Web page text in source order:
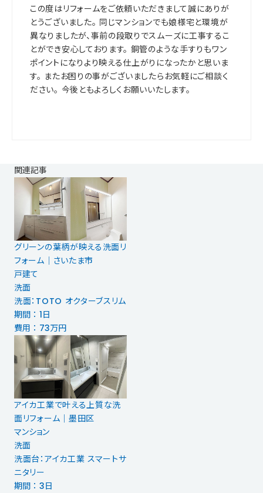
この度はリフォームをご依頼いただきまして誠にありが
とうございました。 同じマンションでも娘様宅と環境が
異なりましたが、事前の段取りでスムーズに工事するこ
とができ安心しております。 銅管のような手すりもワン
ポイントになりより映える仕上がりになったかと思いま
す。 またお困りの事がございましたらお気軽にご相談く
ださい。 今後ともよろしくお願いいたします。
関連記事
グリーンの葉柄が映える洗面リ
フォーム｜さいたま市
戸建て
洗面
洗面：TOTO オクターブスリム
期間 ： 1日
費用 ： 73万円
アイカ工業で叶える上質な洗
面リフォーム｜墨田区
マンション
洗面
洗面台：アイカ工業 スマートサ
ニタリー
期間 ： 3日